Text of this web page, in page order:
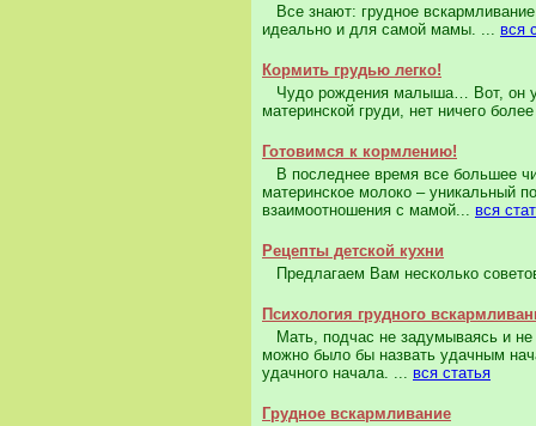
Все знают: грудное
идеально и для самой мамы. ... вся
Кормить грудью легко!
Чудо рождения малыша… Вот, он
материнской груди, нет ничего
Готовимся к кормлению!
В последнее время все большее
материнское молоко – уникальный
взаимоотношения с мамой... вся
Рецепты детской кухни
Предлагаем Вам несколько
Психология грудного
Мать, подчас не задумываясь и не
можно было бы назвать удачным
удачного начала. ... вся статья
Грудное вскармливание